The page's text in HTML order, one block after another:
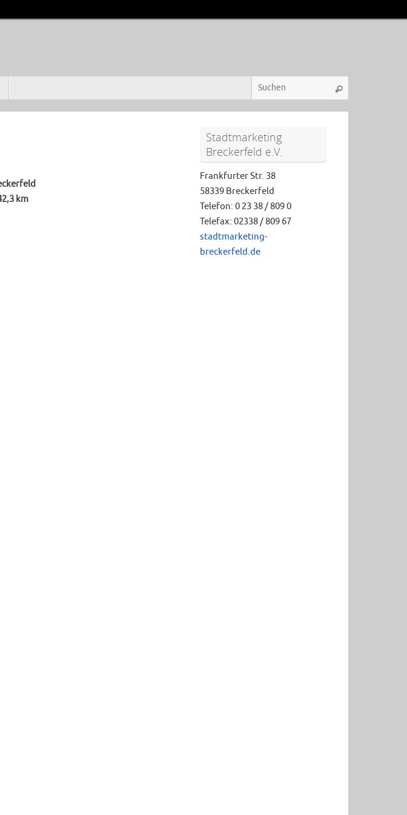
km
Stadtmarketing
Breckerfeld e.V.
Frankfurter Str. 38
58339 Breckerfeld
Telefon: 0 23 38 / 809 0
Telefax: 02338 / 809 67
stadtmarketing-
breckerfeld.de